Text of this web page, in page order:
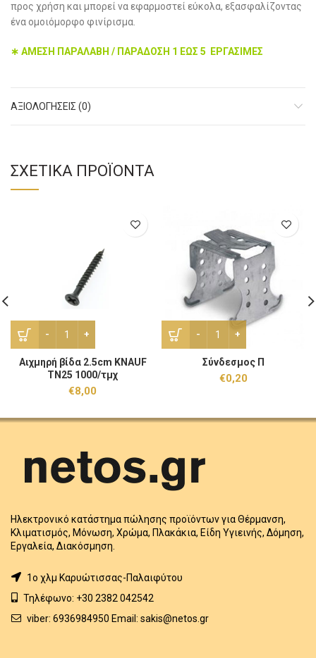
προς χρήση και μπορεί να εφαρμοστεί εύκολα, εξασφαλίζοντας
ένα ομοιόμορφο φινίρισμα.
∗ ΑΜΕΣΗ ΠΑΡΑΛΑΒΗ / ΠΑΡΑΔΟΣΗ 1 ΕΩΣ 5 ΕΡΓΑΣΙΜΕΣ
ΑΞΙΟΛΟΓΉΣΕΙΣ (0)
ΣΧΕΤΙΚΆ ΠΡΟΪΌΝΤΑ
Αιχμηρή βίδα 2.5cm KNAUF TN25 1000/τμχ ποσότητα
Αιχμηρή βίδα 2.5cm KNAUF
TN25 1000/τμχ
€8,00
Σύνδεσμος Π ποσότητα
Σύνδεσμος Π
€0,20
Ηλεκτρονικό κατάστημα πώλησης προϊόντων για Θέρμανση,
Κλιματισμός, Μόνωση, Χρώμα, Πλακάκια, Είδη Υγιεινής, Δόμηση,
Εργαλεία, Διακόσμηση.
1o χλμ Καρυώτισσας-Παλαιφύτου
Τηλέφωνο: +30 2382 042542
viber: 6936984950 Email: sakis@netos.gr